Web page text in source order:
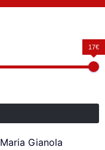
17€
Gianola